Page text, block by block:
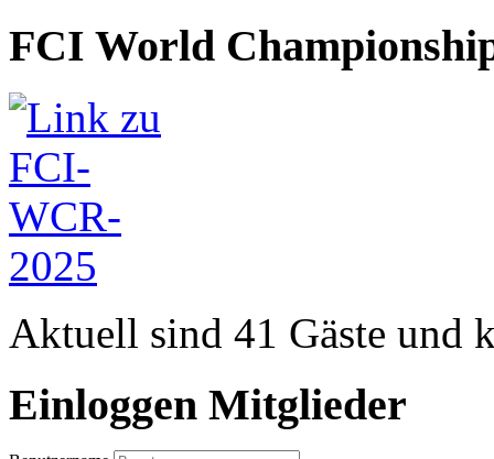
FCI World
Aktuell sind 41 Gäste und
Einloggen Mitglieder